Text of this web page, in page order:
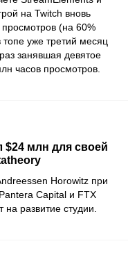
на Twitch вновь
(на 60%
уже третий месяц
занявшая девятое
часов просмотров.
$24 млн для своей
Horowitz при
Capital и FTX
развитие студии.